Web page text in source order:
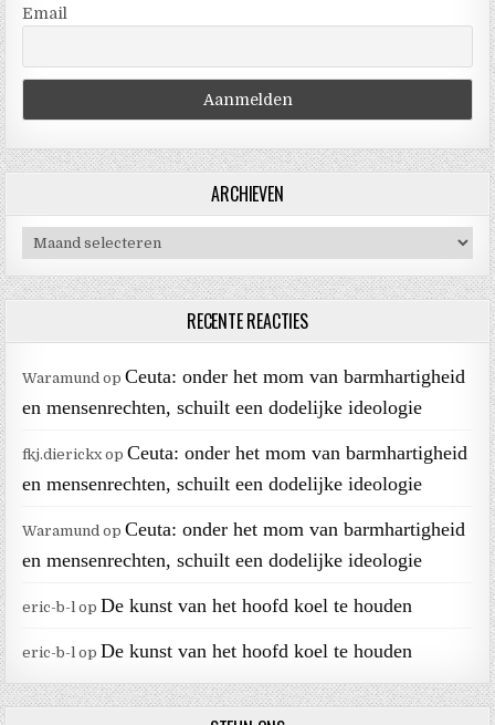
Email
ARCHIEVEN
Archieven
RECENTE REACTIES
Waramund opCeuta: onder het mom van barmhartigheid
en mensenrechten, schuilt een dodelijke ideologie
fkj.dierickx opCeuta: onder het mom van barmhartigheid
en mensenrechten, schuilt een dodelijke ideologie
Waramund opCeuta: onder het mom van barmhartigheid
en mensenrechten, schuilt een dodelijke ideologie
eric-b-l op De kunst van het hoofd koel te houden
eric-b-l op De kunst van het hoofd koel te houden